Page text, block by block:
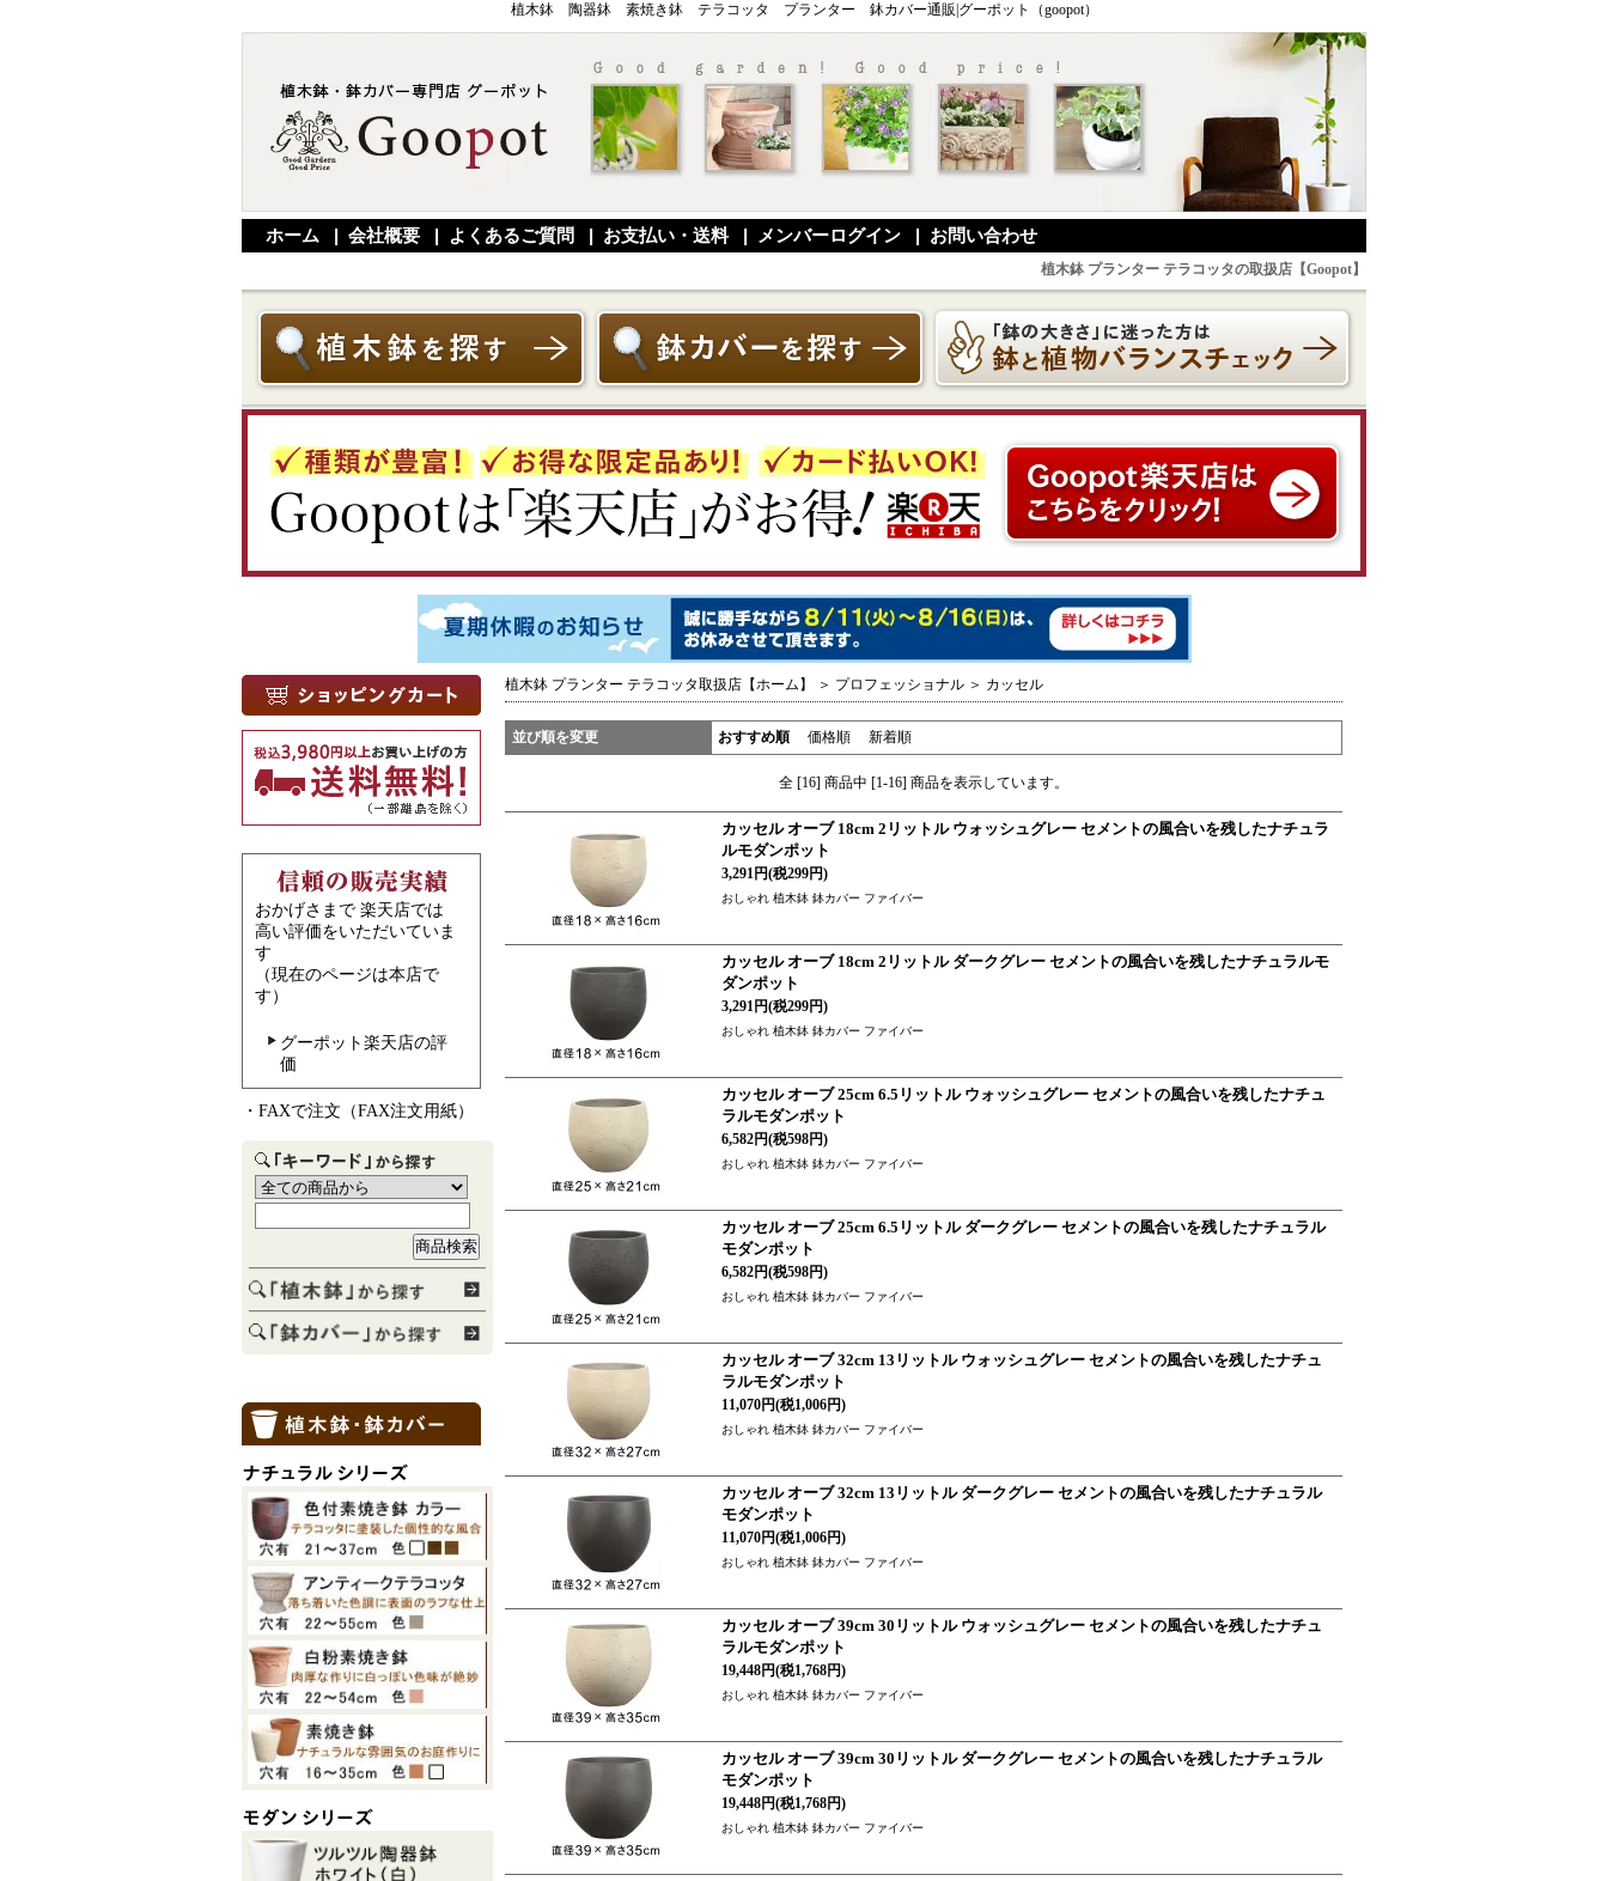
植木鉢 陶器鉢 素焼き鉢 テラコッタ プランター 鉢カバー通販|グーポット（goopot）
ホーム | 会社概要 | よくあるご質問 | お支払い・送料| メンバーログイン | お問い合わせ
植木鉢 プランター テラコッタの取扱店【Goopot】
おかげさまで 楽天店では
高い評価をいただいていま
す
（現在のページは本店で
す）
グーポット楽天店の評
価
・ FAXで注文（FAX注文用紙）
植木鉢 プランター テラコッタ取扱店【ホーム】 ＞ プロフェッショナル ＞ カッセル
並び順を変更 おすすめ順 価格順 新着順
全 [16] 商品中 [1-16] 商品を表示しています。
カッセル オーブ 18cm 2リットル ウォッシュグレー セメントの風合いを残したナチュラ
ルモダンポット
3,291円(税299円)
おしゃれ 植木鉢 鉢カバー ファイバー
カッセル オーブ 18cm 2リットル ダークグレー セメントの風合いを残したナチュラルモ
ダンポット
3,291円(税299円)
おしゃれ 植木鉢 鉢カバー ファイバー
カッセル オーブ 25cm 6.5リットル ウォッシュグレー セメントの風合いを残したナチュ
ラルモダンポット
6,582円(税598円)
おしゃれ 植木鉢 鉢カバー ファイバー
カッセル オーブ 25cm 6.5リットル ダークグレー セメントの風合いを残したナチュラル
モダンポット
6,582円(税598円)
おしゃれ 植木鉢 鉢カバー ファイバー
カッセル オーブ 32cm 13リットル ウォッシュグレー セメントの風合いを残したナチュ
ラルモダンポット
11,070円(税1,006円)
おしゃれ 植木鉢 鉢カバー ファイバー
カッセル オーブ 32cm 13リットル ダークグレー セメントの風合いを残したナチュラル
モダンポット
11,070円(税1,006円)
おしゃれ 植木鉢 鉢カバー ファイバー
カッセル オーブ 39cm 30リットル ウォッシュグレー セメントの風合いを残したナチュ
ラルモダンポット
19,448円(税1,768円)
おしゃれ 植木鉢 鉢カバー ファイバー
カッセル オーブ 39cm 30リットル ダークグレー セメントの風合いを残したナチュラル
モダンポット
19,448円(税1,768円)
おしゃれ 植木鉢 鉢カバー ファイバー